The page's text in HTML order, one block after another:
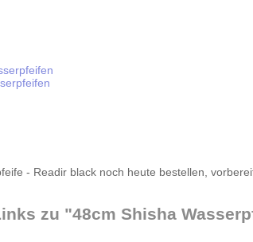
- Readir black noch heute bestellen,
zu "48cm Shisha